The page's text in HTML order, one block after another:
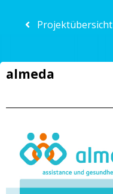
Projektübersicht
almeda